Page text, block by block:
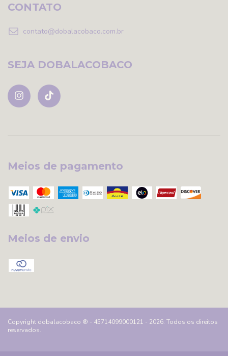
CONTATO
contato@dobalacobaco.com.br
SEJA DOBALACOBACO
Meios de pagamento
Meios de envio
Copyright dobalacobaco ® - 45714099000121 - 2026. Todos os direitos
reservados.